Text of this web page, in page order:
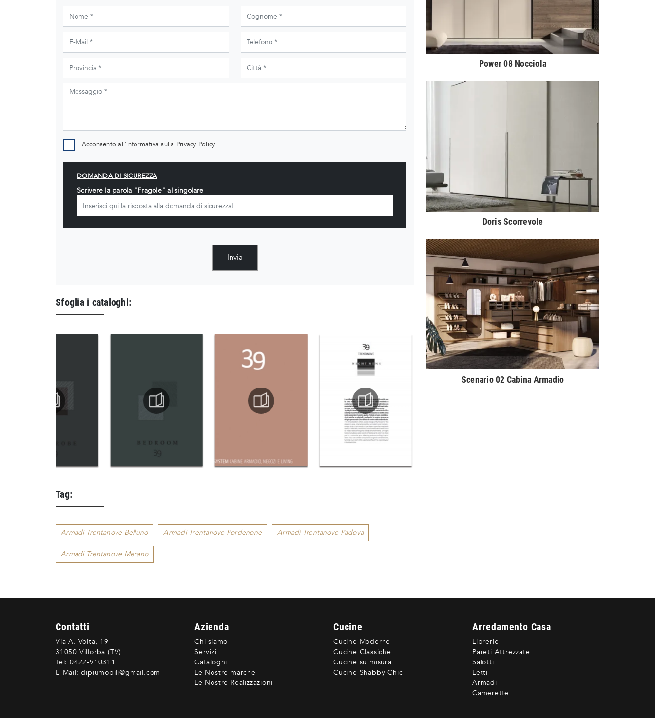
Acconsento all'informativa sulla Privacy Policy
DOMANDA DI SICUREZZA
Scrivere la parola "Fragole" al singolare
Invia
Sfoglia i cataloghi:
Tag:
Armadi Trentanove Belluno Armadi Trentanove Pordenone Armadi Trentanove Padova
Armadi Trentanove Merano
Power 08 Nocciola
Doris Scorrevole
Scenario 02 Cabina Armadio
Contatti
Via A. Volta, 19
31050 Villorba (TV)
Tel: 0422-910311
E-Mail: dipiumobili@gmail.com
Azienda
Chi siamo
Servizi
Cataloghi
Le Nostre marche
Le Nostre Realizzazioni
Cucine
Cucine Moderne
Cucine Classiche
Cucine su misura
Cucine Shabby Chic
Arredamento Casa
Librerie
Pareti Attrezzate
Salotti
Letti
Armadi
Camerette